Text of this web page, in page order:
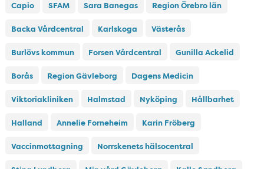
Capio SFAM Sara Banegas Region Örebro län
Backa Vårdcentral Karlskoga Västerås
Burlövs kommun Forsen Vårdcentral Gunilla Ackelid
Borås Region Gävleborg Dagens Medicin
Viktoriakliniken Halmstad Nyköping Hållbarhet
Halland Annelie Forneheim Karin Fröberg
Vaccinmottagning Norrskenets hälsocentral